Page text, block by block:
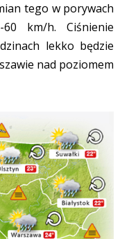
tego w porywach
km/h. Ciśnienie
lekko będzie
nad poziomem